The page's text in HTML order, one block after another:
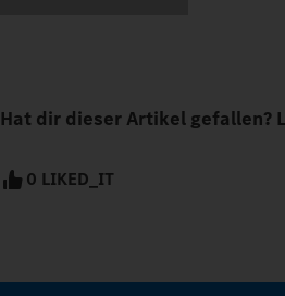
Hat dir dieser Artikel gefallen?
0 LIKED_IT